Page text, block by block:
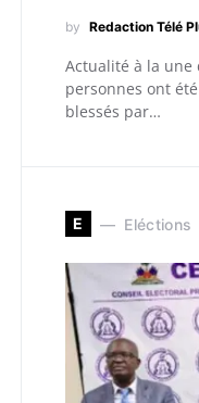
by Redaction Télé
Actualité à la une
personnes ont
blessés par…
E Eléctions